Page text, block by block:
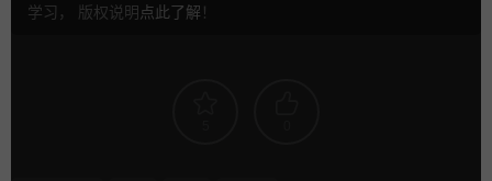
学习， 版权说明点此了解 ！